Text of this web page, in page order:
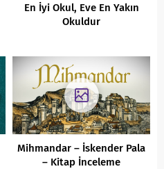
En İyi Okul, Eve En Yakın
Okuldur
Mihmandar – İskender Pala
– Kitap İnceleme